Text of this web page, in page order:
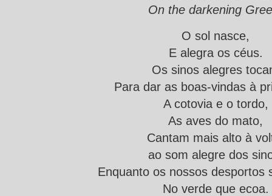
On the darkening
O sol nasce,
E alegra os céus.
Os sinos alegres
Para dar as boas-vindas à
A cotovia e o tordo,
As aves do mato,
Cantam mais alto à
ao som alegre dos
Enquanto os nossos desportos
No verde que ecoa.